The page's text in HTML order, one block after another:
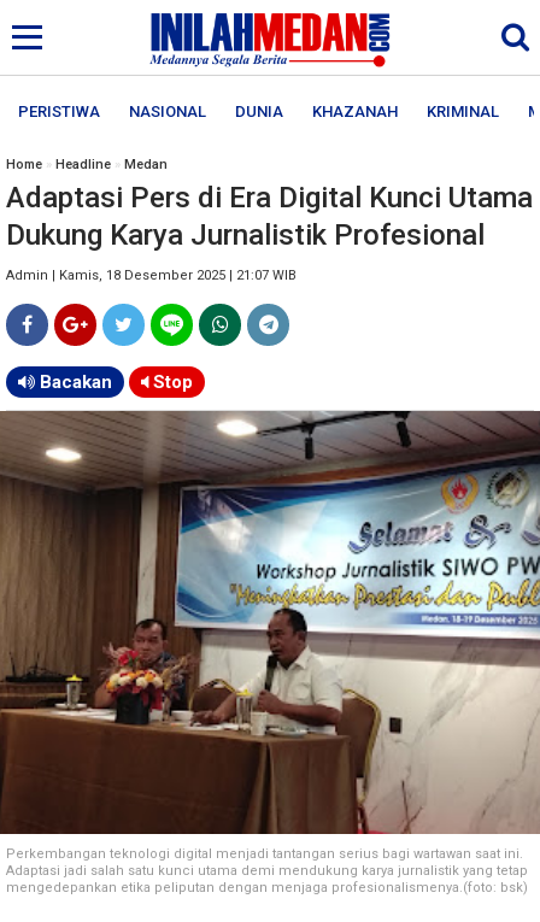
PERISTIWA NASIONAL DUNIA KHAZANAH KRIMINAL
Home » Headline » Medan
Adaptasi Pers di Era Digital Kunci Utama
Dukung Karya Jurnalistik Profesional
Admin | Kamis, 18 Desember 2025 | 21:07 WIB
Bacakan Stop
Perkembangan teknologi digital menjadi tantangan serius bagi wartawan saat ini.
Adaptasi jadi salah satu kunci utama demi mendukung karya jurnalistik yang tetap
mengedepankan etika peliputan dengan menjaga profesionalismenya.(foto: bsk)